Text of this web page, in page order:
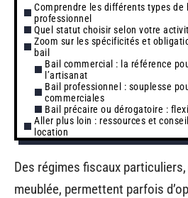
Comprendre les différents types de
professionnel
Quel statut choisir selon votre
Zoom sur les spécificités et
bail
Bail commercial : la référence
l’artisanat
Bail professionnel : souplesse
commerciales
Bail précaire ou dérogatoire :
Aller plus loin : ressources et
location
Des régimes fiscaux
meublée, permettent parfois